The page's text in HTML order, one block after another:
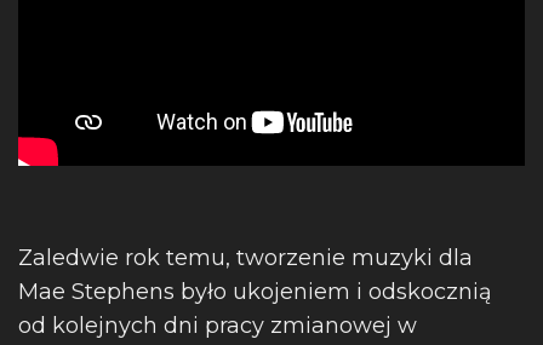
Zaledwie rok temu, tworzenie muzyki dla
Mae Stephens było ukojeniem i odskocznią
od kolejnych dni pracy zmianowej w